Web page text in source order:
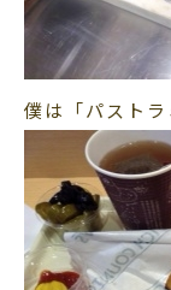
僕は「パストラ